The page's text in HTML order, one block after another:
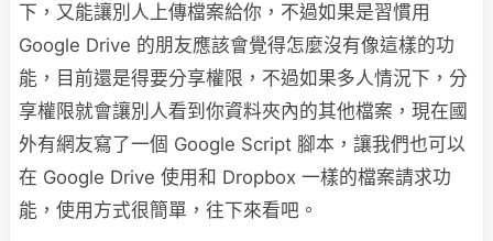
下，又能讓別人上傳檔案給你，不過如果是習慣用
Google Drive 的朋友應該會覺得怎麼沒有像這樣的功
能，目前還是得要分享權限，不過如果多人情況下，分
享權限就會讓別人看到你資料夾內的其他檔案，現在國
外有網友寫了一個 Google Script 腳本，讓我們也可以
在 Google Drive 使用和 Dropbox 一樣的檔案請求功
能，使用方式很簡單，往下來看吧。